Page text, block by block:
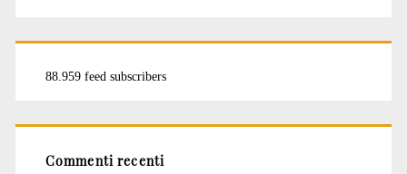
88.959 feed subscribers
Commenti recenti